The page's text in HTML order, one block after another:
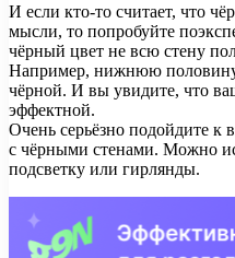
И если кто-то считает, что
мысли, то попробуйте
чёрный цвет не всю стену
Например, нижнюю
чёрной. И вы увидите, что
эффектной.
Очень серьёзно подойдите
с чёрными стенами. Можно
подсветку или гирлянды.